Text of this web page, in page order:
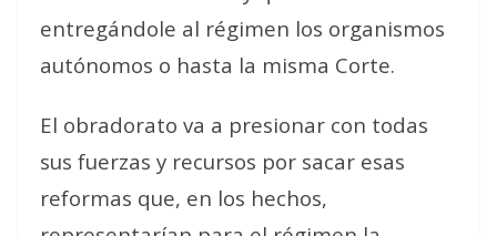
entregándole al régimen los organismos
autónomos o hasta la misma Corte.
El obradorato va a presionar con todas
sus fuerzas y recursos por sacar esas
reformas que, en los hechos,